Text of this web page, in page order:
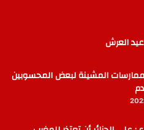
العرش
المشينة لبعض المحسوبين